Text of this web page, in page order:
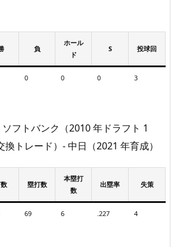
負
ホール
ド
S 投球回
0 0 0 3
フトバンク（2010 年ドラフト 1
トレード）- 中日（2021 年育成）
塁打数
本塁打
数
出塁率 失策
69 6 .227 4